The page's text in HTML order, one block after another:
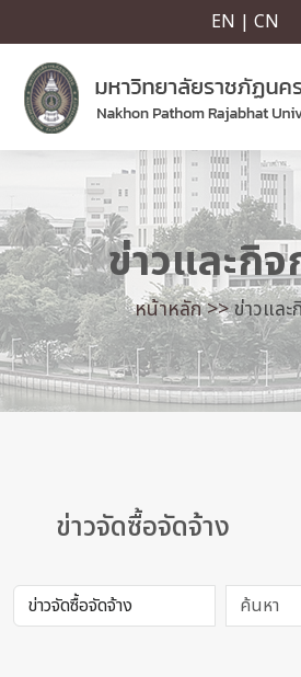
EN | CN
ข่าวและกิ
หน้าหลัก >>ข่าวและ
ข่าวจัดซื้อจัดจ้าง